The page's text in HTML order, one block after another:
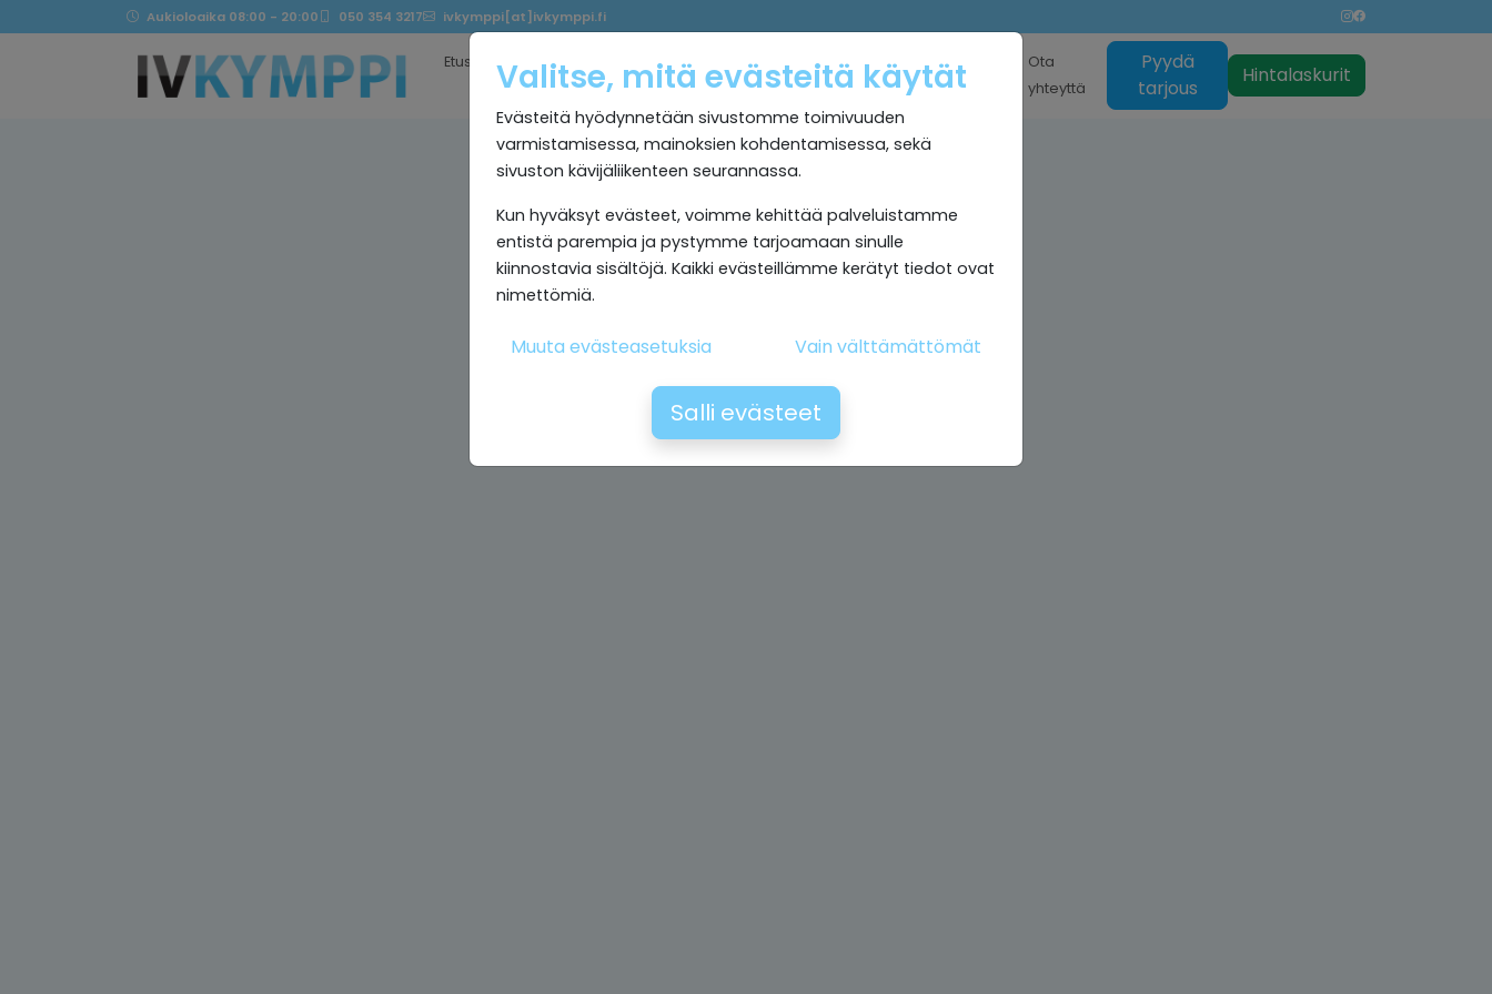
Aukioloaika 08:00 - 20:00 050 354 3217 ivkymppi[at]ivkymppi.fi
Etusivu Palvelumme
Ultrapuhdas
sisäilma
Kymppi
Kokemuksia Rekrytointi
Ota
yhteyttä
Pyydä
tarjous
Hintalaskurit
Valitse, mitä evästeitä käytät
Evästeitä hyödynnetään sivustomme toimivuuden
varmistamisessa, mainoksien kohdentamisessa, sekä
sivuston kävijäliikenteen seurannassa.
Kun hyväksyt evästeet, voimme kehittää palveluistamme
entistä parempia ja pystymme tarjoamaan sinulle
kiinnostavia sisältöjä. Kaikki evästeillämme kerätyt tiedot ovat
nimettömiä.
Muuta evästeasetuksia Vain välttämättömät
Salli evästeet